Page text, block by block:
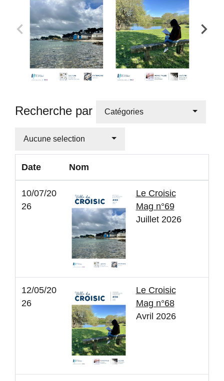
Recherche par Catégories
Aucune selection
Date Nom
10/07/20
26
Le Croisic
Mag n°69
Juillet 2026
12/05/20
26
Le Croisic
Mag n°68
Avril 2026